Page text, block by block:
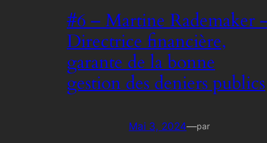
#6 – Martine Rademaker
Directrice financière,
garante de la bonne
gestion des deniers publics
Mai 3, 2024—par